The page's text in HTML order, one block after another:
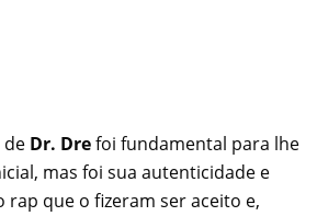
de Dr. Drefoi fundamental para lhe
mas foi sua autenticidade e
rap que o fizeram ser aceito e,